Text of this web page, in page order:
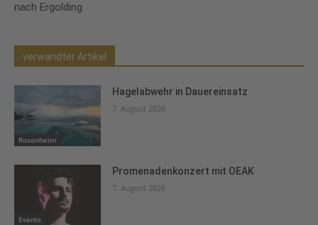
nach Ergolding
verwandter Artikel
Rosenheim
Hagelabwehr in Dauereinsatz
7. August 2026
Events
Promenadenkonzert mit OEAK
7. August 2026